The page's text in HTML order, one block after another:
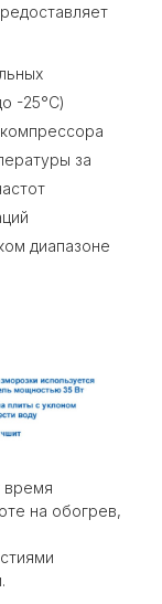
-25°С)
за
диапазоне
время
на обогрев,